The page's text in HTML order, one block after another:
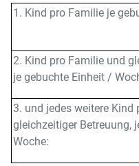
1. Kind pro Familie je
2. Kind pro Familie und
je gebuchte Einheit /
3. und jedes weitere Kind
gleichzeitiger Betreuung,
Woche: